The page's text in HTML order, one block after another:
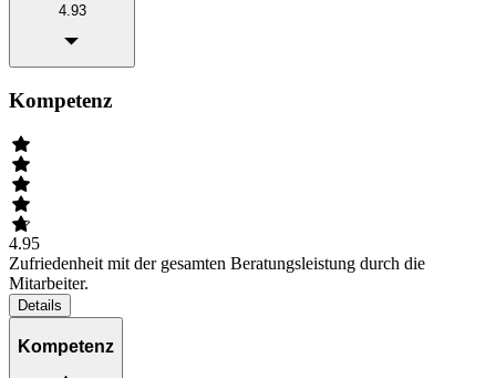
4.93
Kompetenz
4.95
Zufriedenheit mit der gesamten Beratungsleistung durch die
Mitarbeiter.
Details
Kompetenz